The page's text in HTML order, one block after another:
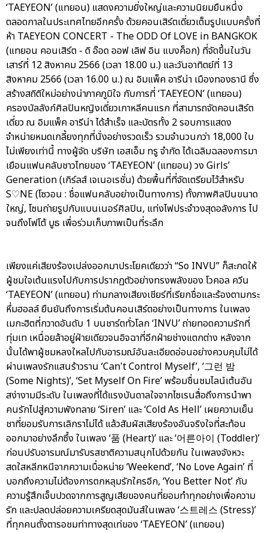
‘TAEYEON’ (แทยอน) แสดงความยิ่งใหญ่และความนิยมยืนหนึ่ง
ตลอดกาลในประเทศไทยอีกครั้ง ด้วยคอนเสิร์ตเดี่ยวเต็มรูปแบบครั้งที่
ห้า TAEYEON CONCERT - The ODD Of LOVE in BANGKOK
(แทยอน คอนเสิร์ต - ดิ อ๊อด ออฟ เลิฟ อิน แบงค็อก) ที่จัดขึ้นในวัน
เสาร์ที่ 12 สิงหาคม 2566 (เวลา 18.00 น.) และวันอาทิตย์ที่ 13
สิงหาคม 2566 (เวลา 16.00 น.) ณ อิมแพ็ค อารีน่า เมืองทองธานี ซึ่ง
สร้างสถิติใหม่อย่างน่าภาคภูมิใจ กับการที่ ‘TAEYEON’ (แทยอน)
ครองบัลลังก์ศิลปินหญิงเดี่ยวเกาหลีคนแรก ที่สามารถจัดคอนเสิร์ต
เดี่ยว ณ อิมแพ็ค อารีน่า ได้สำเร็จ และบัตรทั้ง 2 รอบการแสดง
จำหน่ายหมดเกลี้ยงทุกที่นั่งอย่างรวดเร็ว รวมจำนวนกว่า 18,000 ใบ
ไม่เพียงเท่านี้ ทางผู้จัด บริษัท เอสเอ็ม ทรู จำกัด ได้เฉลิมฉลองการมา
เยือนแฟนคลับชาวไทยของ ‘TAEYEON’ (แทยอน) วง Girls’
Generation (เกิร์ลส์ เจเนอเรชั่น) ด้วยพื้นที่ที่จัดเตรียมไว้สำหรับ
S♡NE (โซวอน : ชื่อแฟนคลับอย่างเป็นทางการ) ทั้งภาพศิลปินขนาด
ใหญ่, โซนถ่ายรูปกับแบนเนอร์ศิลปิน, แท่งไฟประจำวงสุดอลังการ ไป
จนถึงโฟโต้ บูธ เพื่อร่วมเก็บภาพเป็นที่ระลึก
เพียงแค่เสียงร้องเปล่งออกมาประโยคเดียวว่า “So INVU” ก็สะกดให้
ผู้ชมใจเต้นแรงไปกับการปรากฏตัวอย่างทรงพลังของ โวคอล ควีน
‘TAEYEON’ (แทยอน) ท่ามกลางเสียงเชียร์ที่เรียกชื่อและร้องตามกระ
หึ่มฮอลล์ ยืนยันถึงการเริ่มต้นคอนเสิร์ตอย่างเป็นทางการ ในเพลง
เมกะฮิตที่กวาดอันดับ 1 บนชาร์ตทั่วโลก ‘INVU’ ถ่ายทอดความรักที่
ทุ่มเท เหนื่อยล้าอยู่ฝ่ายเดียวจนอิจฉาที่อีกฝ่ายช่างแตกต่าง หลังจาก
นั้นได้พาผู้ชมหลงใหลไปกับอารมณ์อันละเอียดอ่อนอย่างควบคุมไม่ได้
ผ่านเพลงรักแสนร้าวราน ‘Can't Control Myself’, ‘그런 밤
(Some Nights)’, ‘Set Myself On Fire’ พร้อมชื่นชมไลน์เต้นอัน
สง่างามมีระดับ ในเพลงที่ได้แรงบันดาลใจจากไซเรนสื่อถึงการนำพา
คนรักไปสู่ความพังทลาย ‘Siren’ และ ‘Cold As Hell’ เผยความเย็น
ชาที่ยอมรับการเลิกราไม่ได้ แล้วสัมผัสเสียงร้องอันจริงใจที่สะท้อน
ออกมาอย่างลึกซึ้ง ในเพลง ‘품 (Heart)’ และ ‘어른아이 (Toddler)’
ก่อนปรับอารมณ์มารับรสชาติความสนุกไปด้วยกัน ในเพลงจังหวะ
สดใสหลีกหนีจากความเบื่อหน่าย ‘Weekend’, ‘No Love Again’ ที่
บอกถึงความไม่ต้องการตกหลุมรักใครอีก, ‘You Better Not’ กับ
ความรู้สึกเจ็บปวดจากการสูญเสียของคนที่ยอมทำทุกอย่างเพื่อความ
รัก และปลดปล่อยความเครียดสุดมันส์ในเพลง ‘스트레스 (Stress)’
ที่ทุกคนตั้งตารอชมท่าทางสุดเท่ของ ‘TAEYEON’ (แทยอน)